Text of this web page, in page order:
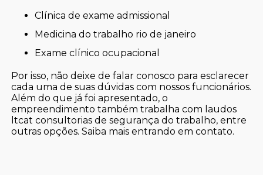
clínica de exame admissional
medicina do trabalho rio de janeiro
exame clínico ocupacional
Por isso, não deixe de falar conosco para esclarecer
cada uma de suas dúvidas com nossos funcionários.
Além do que já foi apresentado, o
empreendimento também trabalha com laudos
ltcat consultorias de segurança do trabalho, entre
outras opções. Saiba mais entrando em contato.